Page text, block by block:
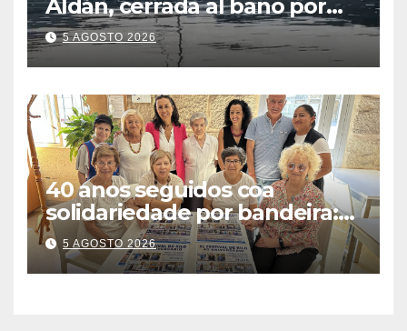
Aldán, cerrada al baño por
contaminación del agua tras
detectarse restos fecales
5 AGOSTO 2026
40 anos seguidos coa
solidariedade por bandeira:
este venres celébrase o
Festival do Kilo no Auditorio
5 AGOSTO 2026